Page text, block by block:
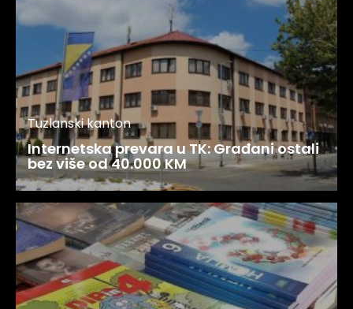
Tuzlanski kanton
Internetska prevara u TK: Građani ostali
bez više od 40.000 KM